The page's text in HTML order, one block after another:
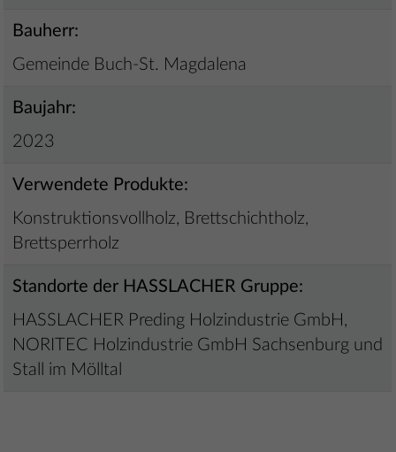
Bauherr:
Gemeinde Buch-St. Magdalena
Baujahr:
2023
Verwendete Produkte:
Konstruktionsvollholz, Brettschichtholz,
Brettsperrholz
Standorte der HASSLACHER Gruppe:
HASSLACHER Preding Holzindustrie GmbH,
NORITEC Holzindustrie GmbH Sachsenburg und
Stall im Mölltal